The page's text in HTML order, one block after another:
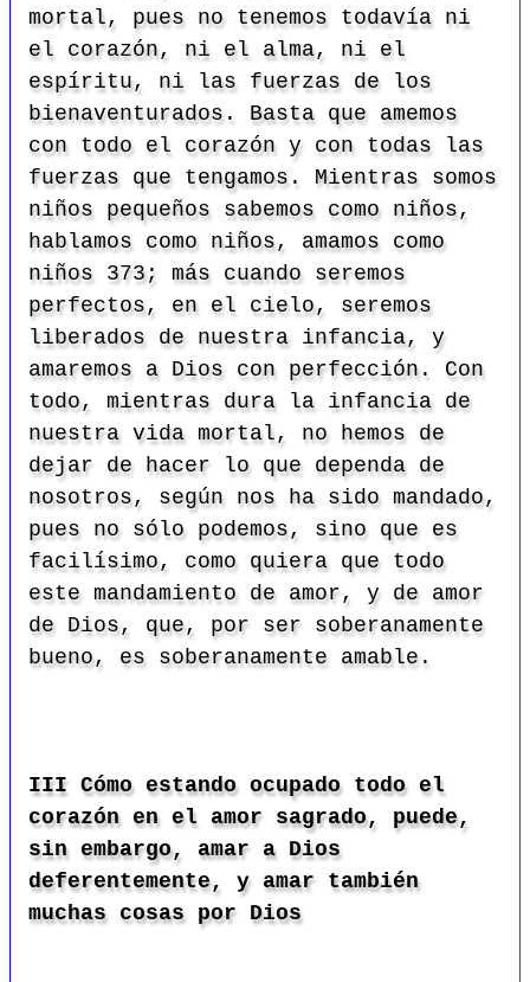
mortal, pues no tenemos todavía ni
el corazón, ni el alma, ni el
espíritu, ni las fuerzas de los
bienaventurados. Basta que amemos
con todo el corazón y con todas las
fuerzas que tengamos. Mientras somos
niños pequeños sabemos como niños,
hablamos como niños, amamos como
niños 373; más cuando seremos
perfectos, en el cielo, seremos
liberados de nuestra infancia, y
amaremos a Dios con perfección. Con
todo, mientras dura la infancia de
nuestra vida mortal, no hemos de
dejar de hacer lo que dependa de
nosotros, según nos ha sido mandado,
pues no sólo podemos, sino que es
facilísimo, como quiera que todo
este mandamiento de amor, y de amor
de Dios, que, por ser soberanamente
bueno, es soberanamente amable.
III Cómo estando ocupado todo el
corazón en el amor sagrado, puede,
sin embargo, amar a Dios
deferentemente, y amar también
muchas cosas por Dios